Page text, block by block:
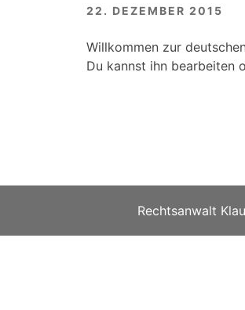
22. DEZEMBER 2015
Willkommen zur
Du kannst ihn bearbeiten
Rechtsanwalt